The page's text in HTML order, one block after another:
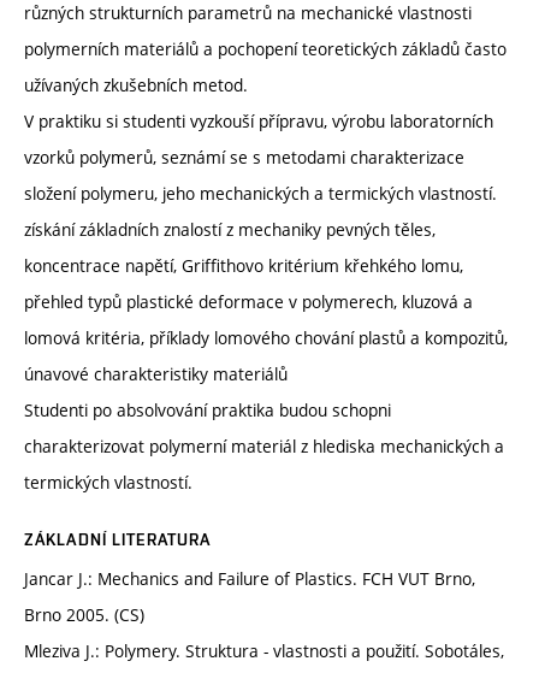
různých strukturních parametrů na mechanické vlastnosti
polymerních materiálů a pochopení teoretických základů často
užívaných zkušebních metod.
V praktiku si studenti vyzkouší přípravu, výrobu laboratorních
vzorků polymerů, seznámí se s metodami charakterizace
složení polymeru, jeho mechanických a termických vlastností.
získání základních znalostí z mechaniky pevných těles,
koncentrace napětí, Griffithovo kritérium křehkého lomu,
přehled typů plastické deformace v polymerech, kluzová a
lomová kritéria, příklady lomového chování plastů a kompozitů,
únavové charakteristiky materiálů
Studenti po absolvování praktika budou schopni
charakterizovat polymerní materiál z hlediska mechanických a
termických vlastností.
ZÁKLADNÍ LITERATURA
Jancar J.: Mechanics and Failure of Plastics. FCH VUT Brno,
Brno 2005. (CS)
Mleziva J.: Polymery. Struktura - vlastnosti a použití. Sobotáles,